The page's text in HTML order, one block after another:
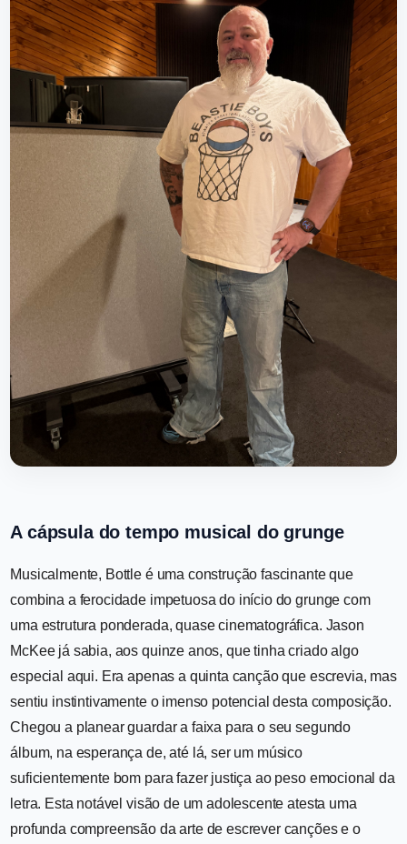
A cápsula do tempo musical do grunge
Musicalmente, Bottle é uma construção fascinante que
combina a ferocidade impetuosa do início do grunge com
uma estrutura ponderada, quase cinematográfica. Jason
McKee já sabia, aos quinze anos, que tinha criado algo
especial aqui. Era apenas a quinta canção que escrevia, mas
sentiu instintivamente o imenso potencial desta composição.
Chegou a planear guardar a faixa para o seu segundo
álbum, na esperança de, até lá, ser um músico
suficientemente bom para fazer justiça ao peso emocional da
letra. Esta notável visão de um adolescente atesta uma
profunda compreensão da arte de escrever canções e o